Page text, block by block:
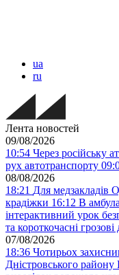
ua
ru
Лента новостей
09/08/2026
10:54 Через російську
рух автотранспорту
08/08/2026
18:21 Для медзакладів
крадіжки 16:12 В
інтерактивний урок
та короткочасні
07/08/2026
18:36 Чотирьох
Дністровського